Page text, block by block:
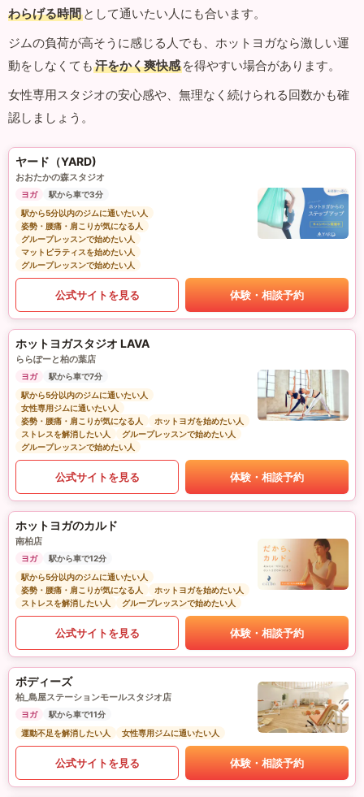
わらげる時間 として通いたい人にも合います。
ジムの負荷が高そうに感じる人でも、ホットヨガなら激しい運
動をしなくても 汗をかく爽快感 を得やすい場合があります。
女性専用スタジオの安心感や、無理なく続けられる回数かも確
認しましょう。
ヤード（YARD)
おおたかの森スタジオ
ヨガ
駅から車で3分
駅から5分以内のジムに通いたい人
姿勢・腰痛・肩こりが気になる人
グループレッスンで始めたい人
マットピラティスを始めたい人
グループレッスンで始めたい人
公式サイトを見る 体験・相談予約
ホットヨガスタジオ LAVA
ららぽーと柏の葉店
ヨガ
駅から車で7分
駅から5分以内のジムに通いたい人
女性専用ジムに通いたい人
姿勢・腰痛・肩こりが気になる人
ホットヨガを始めたい人
ストレスを解消したい人
グループレッスンで始めたい人
グループレッスンで始めたい人
公式サイトを見る 体験・相談予約
ホットヨガのカルド
南柏店
ヨガ
駅から車で12分
駅から5分以内のジムに通いたい人
姿勢・腰痛・肩こりが気になる人
ホットヨガを始めたい人
ストレスを解消したい人
グループレッスンで始めたい人
公式サイトを見る 体験・相談予約
ボディーズ
柏_島屋ステーションモールスタジオ店
ヨガ
駅から車で11分
運動不足を解消したい人
女性専用ジムに通いたい人
公式サイトを見る 体験・相談予約